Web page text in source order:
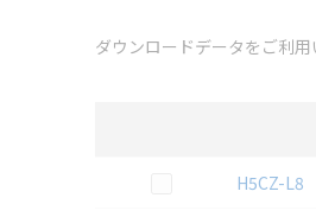
ダウンロードデータをご利用
この資料を選択
H5CZ-L8